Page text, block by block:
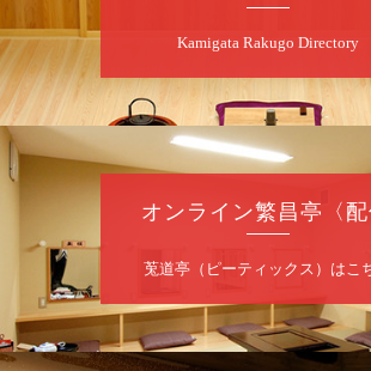
昼
桂九寿玉／桂弥太郎／桂かい
ももえ（音曲漫才）※／笑福
～仲入～桂咲之輔／林家染団
（ジャグリング）／笑福亭
ございません）
★菟道亭配信あり
8月10日（月）
Kamigata Rakugo Directory
オンライン繁昌亭〈配
莵道亭（ピーティックス）はこ